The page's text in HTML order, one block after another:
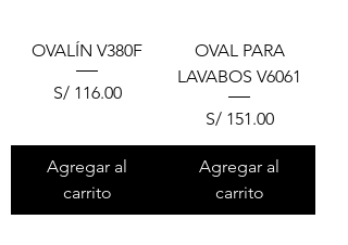
OVALÍN V380F
Precio
S/ 116.00
Agregar al
carrito
OVAL PARA
LAVABOS V6061
Precio
S/ 151.00
Agregar al
carrito